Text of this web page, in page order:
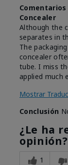
Concealer
Although the
separates in
The
concealer
tube. I miss
applied much
Mostrar
Conclusión
¿Le ha
opinión?
1